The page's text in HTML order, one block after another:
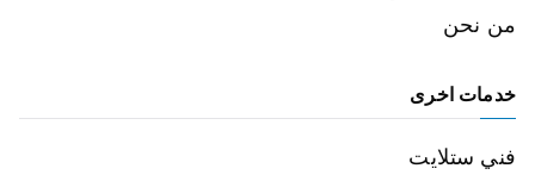
من نحن
خدمات اخرى
فني ستلايت